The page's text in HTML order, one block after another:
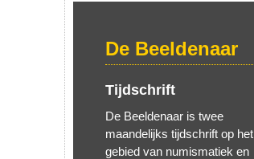
De Beeldenaar
Tijdschrift
De Beeldenaar is twee
maandelijks tijdschrift op het
gebied van numismatiek en